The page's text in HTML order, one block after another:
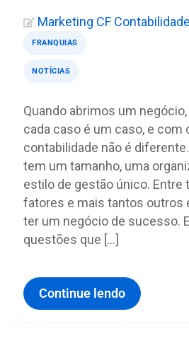
Marketing CF Contabilidade
FRANQUIAS
NOTÍCIAS
Quando abrimos um
cada caso é um caso, e
contabilidade não é
tem um tamanho, uma
estilo de gestão único. Entre
fatores e mais tantos outros
ter um negócio de sucesso.
questões que […]
Continue lendo